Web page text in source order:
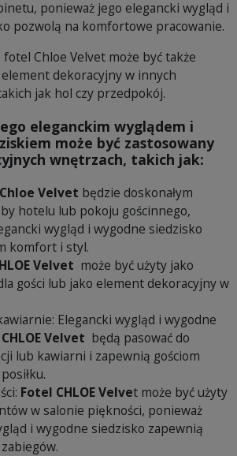
ponieważ jego elegancki wygląd i
pozwolą na komfortowe pracowanie.
Chloe Velvet może być także
dekoracyjny w innych
jak hol czy przedpokój.
eleganckim wyglądem i
może być zastosowany
wnętrzach, takich jak:
Velvet będzie doskonałym
hotelu lub pokoju gościnnego,
wygląd i wygodne siedzisko
komfort i styl.
Velvet może być użyty jako
gości lub jako element dekoracyjny w
Elegancki wygląd i wygodne
Velvet będą pasować do
lub kawiarni i zapewnią gościom
Fotel CHLOE Velvet może być użyty
w salonie piękności, ponieważ
i wygodne siedzisko zapewnią